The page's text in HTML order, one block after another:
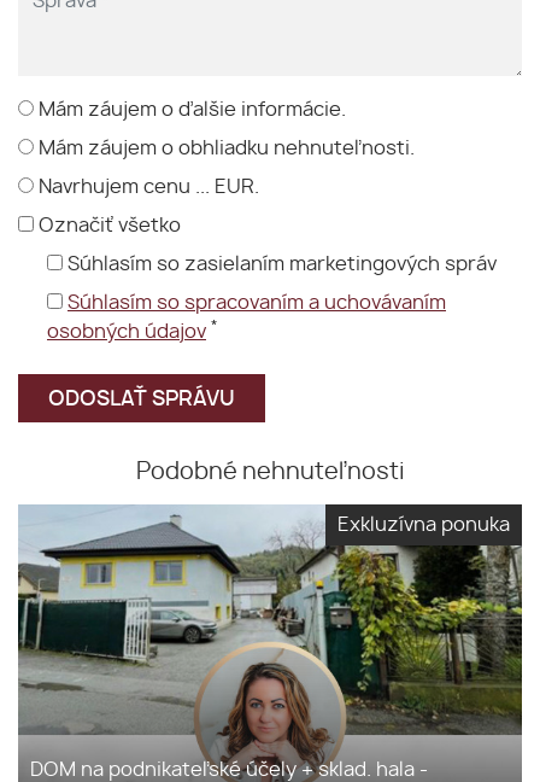
Mám záujem o ďalšie informácie.
Mám záujem o obhliadku nehnuteľnosti.
Navrhujem cenu ... EUR.
Označiť všetko
Súhlasím so zasielaním marketingových správ
Súhlasím so spracovaním a uchovávaním
osobných údajov *
Podobné nehnuteľnosti
Exkluzívna ponuka
DOM na podnikateľské účely + sklad. hala -